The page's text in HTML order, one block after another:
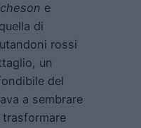
e
di
rossi
un
del
a sembrare
trasformare